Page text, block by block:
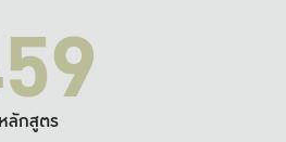
หลักสูตร